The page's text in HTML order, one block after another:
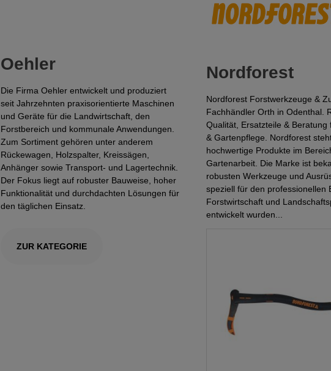
Oehler
Die Firma Oehler entwickelt und produziert
seit Jahrzehnten praxisorientierte Maschinen
und Geräte für die Landwirtschaft, den
Forstbereich und kommunale Anwendungen.
Zum Sortiment gehören unter anderem
Rückewagen, Holzspalter, Kreissägen,
Anhänger sowie Transport- und Lagertechnik.
Der Fokus liegt auf robuster Bauweise, hoher
Funktionalität und durchdachten Lösungen für
den täglichen Einsatz.
ZUR KATEGORIE
Nordforest
Nordforest Forstwerkzeuge &
Fachhändler Orth in Odenthal.
Qualität, Ersatzteile & Beratung
& Gartenpflege. Nordforest
hochwertige Produkte im
Gartenarbeit. Die Marke ist
robusten Werkzeuge und
speziell für den professionellen
Forstwirtschaft und
entwickelt wurden...